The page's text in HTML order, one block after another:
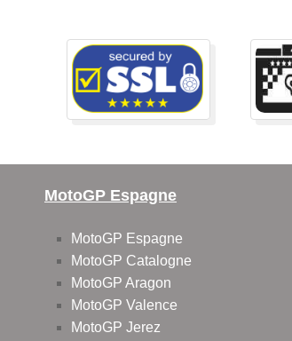
MotoGP Espagne
MotoGP Espagne
MotoGP Catalogne
MotoGP Aragon
MotoGP Valence
MotoGP Jerez